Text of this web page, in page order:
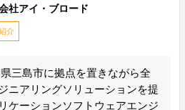
社アイ・ブロード
介
三島市に拠点を置きながら全
ニアリングソリューションを提
ケーションソフトウェアエンジ